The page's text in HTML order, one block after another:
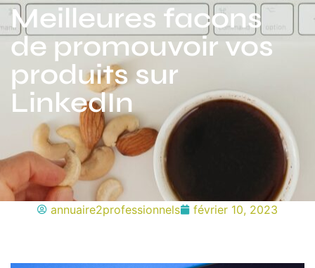
Meilleures facons
de promouvoir vos
produits sur
LinkedIn
annuaire2professionnels février 10, 2023